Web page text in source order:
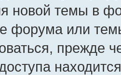
новой темы в
форума или
прежде